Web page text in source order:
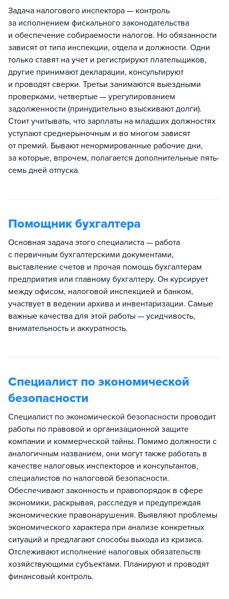
Задача налогового инспектора — контроль
за исполнением фискального законодательства
и обеспечение собираемости налогов. Но обязанности
зависят от типа инспекции, отдела и должности. Одни
только ставят на учет и регистрируют плательщиков,
другие принимают декларации, консультируют
и проводят сверки. Третьи занимаются выездными
проверками, четвертые — урегулированием
задолженности (принудительно взыскивают долги).
Стоит учитывать, что зарплаты на младших должностях
уступают среднерыночным и во многом зависят
от премий. Бывают ненормированные рабочие дни,
за которые, впрочем, полагается дополнительные пять-
семь дней отпуска.
Помощник бухгалтера
Основная задача этого специалиста — работа
с первичным бухгалтерскими документами,
выставление счетов и прочая помощь бухгалтерам
предприятия или главному бухгалтеру. Он курсирует
между офисом, налоговой инспекцией и банком,
участвует в ведении архива и инвентаризации. Самые
важные качества для этой работы — усидчивость,
внимательность и аккуратность.
Специалист по экономической
безопасности
Специалист по экономической безопасности проводит
работы по правовой и организационной защите
компании и коммерческой тайны. Помимо должности с
аналогичным названием, они могут также работать в
качестве налоговых инспекторов и консультантов,
специалистов по налоговой безопасности.
Обеспечивают законность и правопорядок в сфере
экономики, раскрывая, расследуя и предупреждая
экономические правонарушения. Выявляют проблемы
экономического характера при анализе конкретных
ситуаций и предлагают способы выхода из кризиса.
Отслеживают исполнение налоговых обязательств
хозяйствующими субъектами. Планируют и проводят
финансовый контроль.